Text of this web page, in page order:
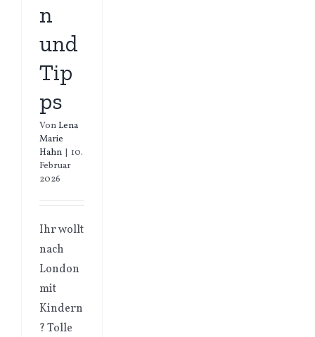
n
und
Tip
ps
VonLena
Marie
Hahn | 10.
Februar
2026
Ihr wollt
nach
London
mit
Kindern
? Tolle